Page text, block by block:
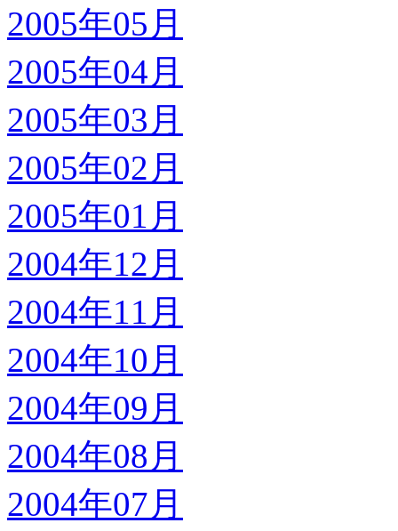
2005年05月
2005年04月
2005年03月
2005年02月
2005年01月
2004年12月
2004年11月
2004年10月
2004年09月
2004年08月
2004年07月